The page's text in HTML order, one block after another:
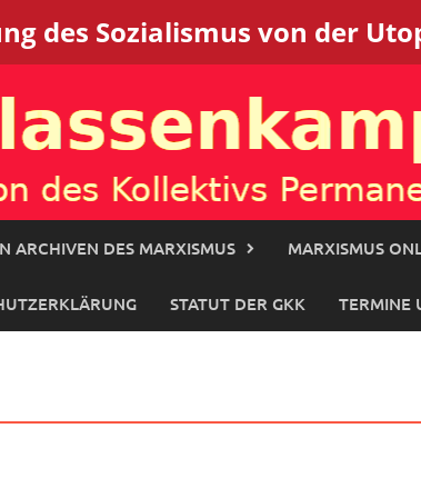
des Sozialismus von der
ARCHIVEN DES MARXISMUS MARXISMUS
STATUT DER GKK TERMINE